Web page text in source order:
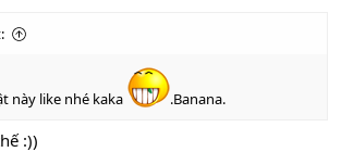
này like nhé kaka .Banana.
:))